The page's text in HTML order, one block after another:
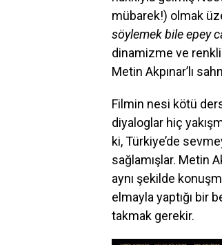
mübarek!) olmak
söylemek bile epey
dinamizme ve
Metin Akpınar’lı
Filmin nesi kötü
diyaloglar hiç
ki, Türkiye’de
sağlamışlar. Metin
aynı şekilde
elmayla yaptığı bir
takmak gerekir.